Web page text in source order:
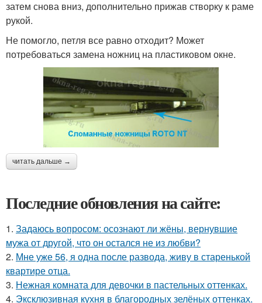
затем снова вниз, дополнительно прижав створку к раме
рукой.
Не помогло, петля все равно отходит? Может
потребоваться замена ножниц на пластиковом окне.
читать дальше →
Последние обновления на сайте:
1. Задаюсь вопросом: осознают ли жёны, вернувшие
мужа от другой, что он остался не из любви?
2. Мне уже 56, я одна после развода, живу в старенькой
квартире отца.
3. Нежная комната для девочки в пастельных оттенках.
4. Эксклюзивная кухня в благородных зелёных оттенках.